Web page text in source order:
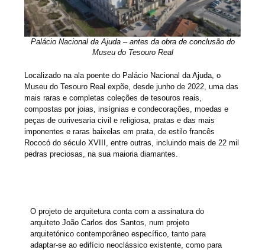
Palácio Nacional da Ajuda – antes da obra de conclusão do
Museu do Tesouro Real
Localizado na ala poente do Palácio Nacional da Ajuda, o
Museu do Tesouro Real expõe, desde junho de 2022, uma das
mais raras e completas coleções de tesouros reais,
compostas por joias, insígnias e condecorações, moedas e
peças de ourivesaria civil e religiosa, pratas e das mais
imponentes e raras baixelas em prata, de estilo francês
Rococó do século XVIII, entre outras, incluindo mais de 22 mil
pedras preciosas, na sua maioria diamantes.
O projeto de arquitetura conta com a assinatura do
arquiteto João Carlos dos Santos, num projeto
arquitetónico contemporâneo específico, tanto para
adaptar-se ao edifício neoclássico existente, como para